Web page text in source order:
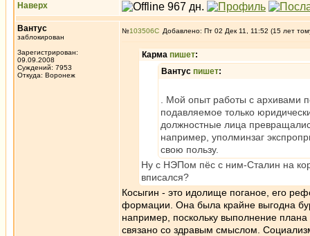
Наверх
Вантус
заблокирован
Зарегистрирован:
09.09.2008
Суждений: 7953
Откуда: Воронеж
№103506 Добавлено: Пт 02 Дек 11, 11:52 (15 лет
Карма пишет:
Вантус пишет:
. Мой опыт работы с архивами
подавляемое только
должностные лица
например, уполминзаг
свою пользу.
Ну с НЭПом пёс с ним-Сталин на
вписался?
Косыгин - это идолище поганое, его
формации. Она была крайне выгодна
например, поскольку выполнение
связано со здравым смыслом.